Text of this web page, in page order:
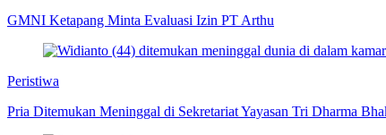
GMNI Ketapang Minta Evaluasi Izin PT Arthu
Peristiwa
Pria Ditemukan Meninggal di Sekretariat Yayasan Tri Dharma